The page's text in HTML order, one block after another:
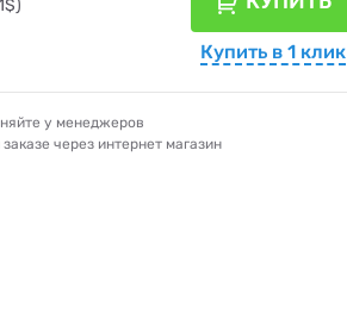
Купить в 1 клик
у менеджеров
через интернет магазин